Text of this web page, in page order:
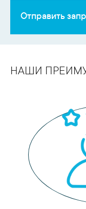
Отправить
НАШИ